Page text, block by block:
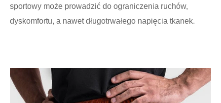
sportowy może prowadzić do ograniczenia ruchów,
dyskomfortu, a nawet długotrwałego napięcia tkanek.